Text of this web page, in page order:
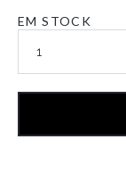
EM STOCK